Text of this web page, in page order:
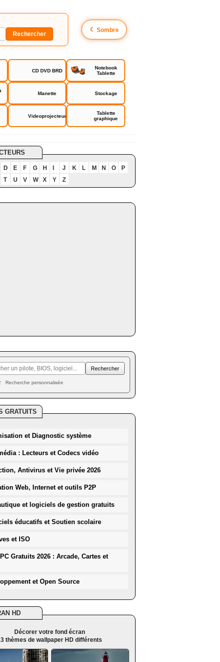
☾ Sombre
CD DVD BRD
Notebook
Tablette
Manette Stockage
Videoprojecteur
Tablette
graphique
D E F G H J K L M N O
P
T
U V W X Y Z
Recherche personnalisée
GRATUITS
et Diagnostic système
: Lecteurs et Codecs vidéo
Antivirus et Vie privée 2026
Web, Internet et outils P2P
et logiciels de gestion gratuits
éducatifs et Soutien scolaire
et ISO
Gratuits 2026 : Arcade, Cartes et
et Open Source
HD
Décorer votre fond écran
thèmes de wallpaper HD différents